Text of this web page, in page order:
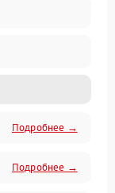
Подробнее →
Подробнее →